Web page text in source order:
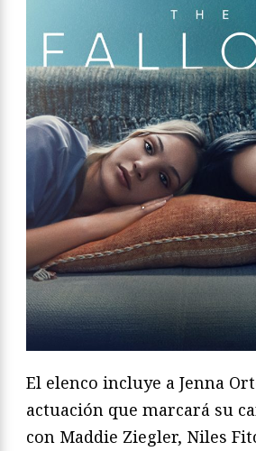
El elenco incluye a Jenna
actuación que marcará su
con Maddie Ziegler, Niles